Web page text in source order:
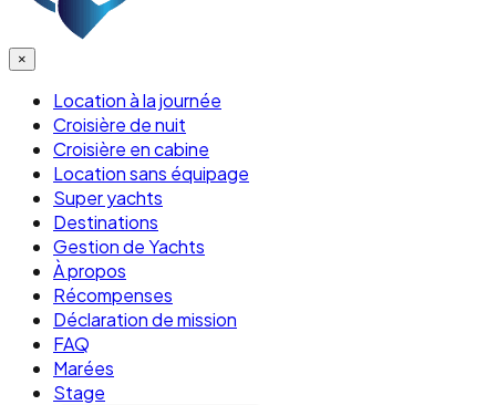
×
Location à la journée
Croisière de nuit
Croisière en cabine
Location sans équipage
Super yachts
Destinations
Gestion de Yachts
À propos
Récompenses
Déclaration de mission
FAQ
Marées
Stage